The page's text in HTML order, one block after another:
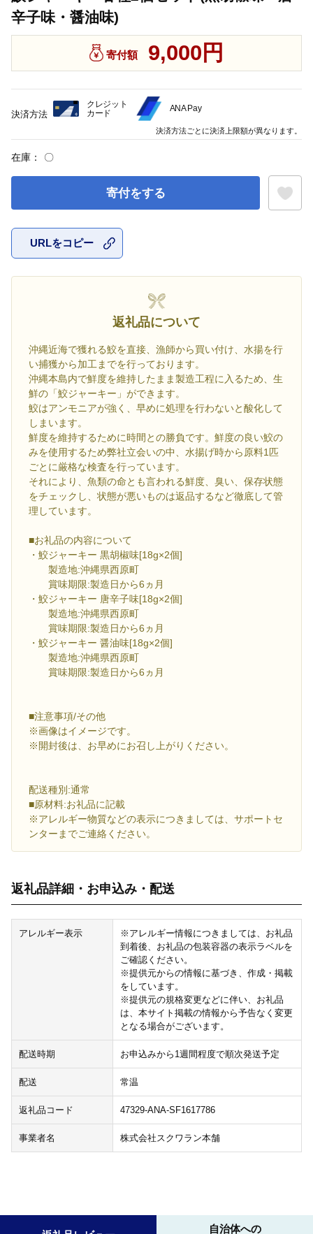
辛子味・醤油味)
寄付額 9,000円
在庫： 〇
寄付をする
URLをコピー
返礼品について
沖縄近海で獲れる鮫を直接、漁師から買い付け、水揚を行
い捕獲から加工までを行っております。
沖縄本島内で鮮度を維持したまま製造工程に入るため、生
鮮の「鮫ジャーキー」ができます。
鮫はアンモニアが強く、早めに処理を行わないと酸化して
しまいます。
鮮度を維持するために時間との勝負です。鮮度の良い鮫の
みを使用するため弊社立会いの中、水揚げ時から原料1匹
ごとに厳格な検査を行っています。
それにより、魚類の命とも言われる鮮度、臭い、保存状態
をチェックし、状態が悪いものは返品するなど徹底して管
理しています。
■お礼品の内容について
・鮫ジャーキー 黒胡椒味[18g×2個]
製造地:沖縄県西原町
賞味期限:製造日から6ヵ月
・鮫ジャーキー 唐辛子味[18g×2個]
製造地:沖縄県西原町
賞味期限:製造日から6ヵ月
・鮫ジャーキー 醤油味[18g×2個]
製造地:沖縄県西原町
賞味期限:製造日から6ヵ月
■注意事項/その他
※画像はイメージです。
※開封後は、お早めにお召し上がりください。
配送種別:通常
■原材料:お礼品に記載
※アレルギー物質などの表示につきましては、サポートセ
ンターまでご連絡ください。
返礼品詳細・お申込み・配送
アレルギー表示
※アレルギー情報につきましては、お礼品
到着後、お礼品の包装容器の表示ラベルを
ご確認ください。
※提供元からの情報に基づき、作成・掲載
をしています。
※提供元の規格変更などに伴い、お礼品
は、本サイト掲載の情報から予告なく変更
となる場合がございます。
配送時期 お申込みから1週間程度で順次発送予定
配送 常温
返礼品コード 47329-ANA-SF1617786
事業者名 株式会社スクワラン本舗
決済方法
クレジット
カード
ANA Pay
決済方法ごとに決済上限額が異なります。
自治体への